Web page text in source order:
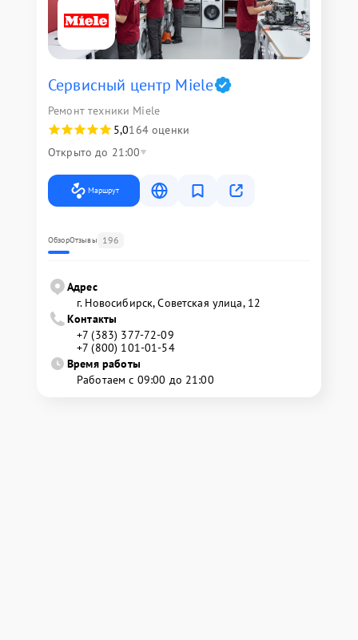
Сервисный центр Miele
Ремонт техники Miele
5,0164 оценки
Открыто до 21:00
Маршрут
ОбзорОтзывы 196
Адрес
г. Новосибирск, Советская улица, 12
Контакты
+7 (383) 377-72-09
+7 (800) 101-01-54
Время работы
Работаем с 09:00 до 21:00